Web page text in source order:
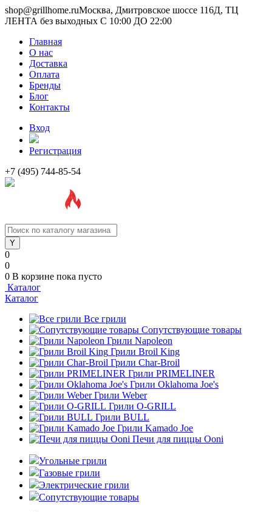
shop@grillhome.ruМосква, Дмитровское шоссе 116Д, ТЦ
ЛЕНТА без выходных С 10:00 ДО 22:00
Главная
О нас
Доставка
Оплата
Бренды
Блог
Контакты
Вход
Регистрация
+7 (495) 744-85-54
0
0
0 В корзине пока пусто
Каталог
Каталог
Все грили
Сопутствующие товары
Грили Napoleon
Грили Broil King
Грили Char-Broil
Грили PRIMELINER
Грили Oklahoma Joe's
Грили Weber
Грили O-GRILL
Грили BULL
Грили Kamado Joe
Печи для пиццы Ooni
Угольные грили
Газовые грили
Электрические грили
Сопутствующие товары